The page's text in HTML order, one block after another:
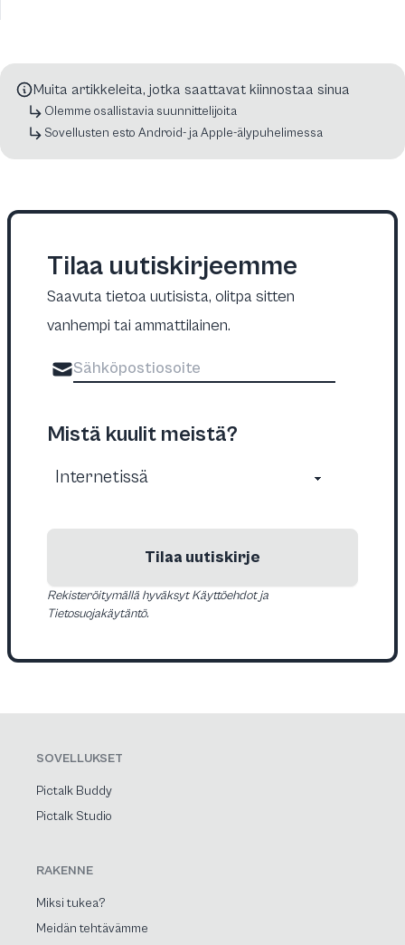
Muita artikkeleita, jotka saattavat kiinnostaa sinua
Olemme osallistavia suunnittelijoita
Sovellusten esto Android- ja Apple-älypuhelimessa
Tilaa uutiskirjeemme
Saavuta tietoa uutisista, olitpa sitten
vanhempi tai ammattilainen.
Mistä kuulit meistä?
Tilaa uutiskirje
Rekisteröitymällä hyväksyt Käyttöehdot ja
Tietosuojakäytäntö.
SOVELLUKSET
Pictalk Buddy
Pictalk Studio
RAKENNE
Miksi tukea?
Meidän tehtävämme